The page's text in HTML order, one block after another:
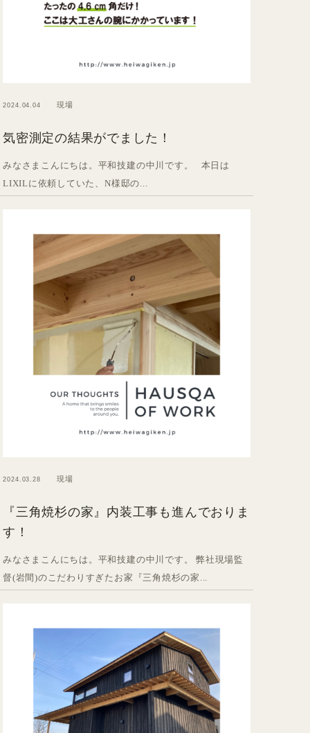
2024.04.04 現場
気密測定の結果がでました！
みなさまこんにちは。平和技建の中川です。 本日は
LIXILに依頼していた、N様邸の...
2024.03.28 現場
『三角焼杉の家』内装工事も進んでおりま
す！
みなさまこんにちは。平和技建の中川です。 弊社現場監
督(岩間)のこだわりすぎたお家『三角焼杉の家...